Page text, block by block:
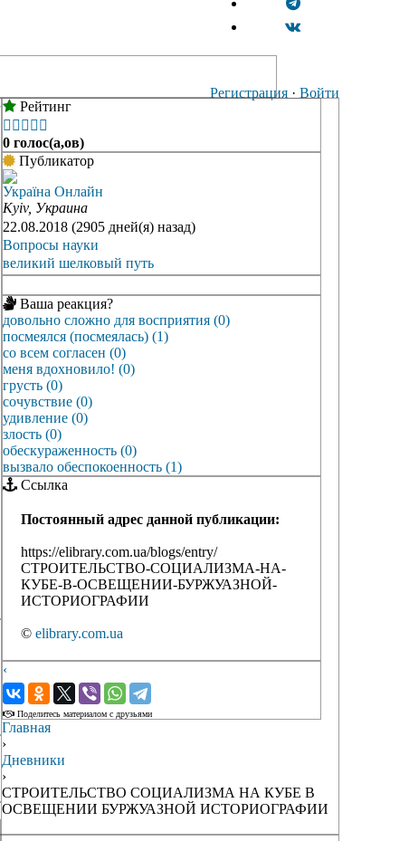
Регистрация · Войти
Рейтинг
    
0 голос(а,ов)
Публикатор
Україна Онлайн
Kyiv, Украина
22.08.2018 (2905 дней(я) назад)
Вопросы науки
великий шелковый путь
Ваша реакция?
довольно сложно для восприятия (0)
посмеялся (посмеялась) (1)
со всем согласен (0)
меня вдохновило! (0)
грусть (0)
сочувствие (0)
удивление (0)
злость (0)
обескураженность (0)
вызвало обеспокоенность (1)
Ссылка
Постоянный адрес данной публикации:
https://elibrary.com.ua/blogs/entry/
СТРОИТЕЛЬСТВО-СОЦИАЛИЗМА-НА-
КУБЕ-В-ОСВЕЩЕНИИ-БУРЖУАЗНОЙ-
ИСТОРИОГРАФИИ
© elibrary.com.ua
‹
›
Поделитесь материалом с друзьями
Главная
›
Дневники
›
СТРОИТЕЛЬСТВО СОЦИАЛИЗМА НА КУБЕ В
ОСВЕЩЕНИИ БУРЖУАЗНОЙ ИСТОРИОГРАФИИ